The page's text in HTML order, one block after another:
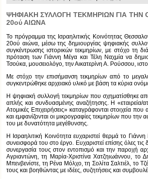
ΨΗΦΙΑΚΗ ΣΥΛΛΟΓΗ ΤΕΚΜΗΡΙΩΝ ΓΙΑ ΤΗΝ
20ού ΑΙΩΝΑ
Το πρόγραμμα της Ισραηλιτικής Κοινότητας
20ού αιώνα, μέσω της δημιουργίας ψηφιακής
συγκέντρωσης ιστορικών τεκμηρίων, με στόχο τη
πρόταση των Γιάννη Μέγα και Τέλη Ναχμία να
Τσούκα, μουσειολόγο, την Αικατερίνη Α. Ρούσσου,
Με στόχο την επισήμανση τεκμηρίων από το
συγκεντρώθηκε αρχειακό υλικό με βάση τα κύρια
Η ψηφιακή συλλογή τεκμηρίων που σχηματίσθηκε
απλής και συνδυασμένης αναζήτησης. Η «εταιρεία/
Ατομικές Επιχειρήσεις» καταγράφονται στοιχεία
και εμφανίζονται οι μικρογραφίες τεκμηρίων που
του με δυνατότητα μεγέθυνσης.
Η Ισραηλιτική Κοινότητα ευχαριστεί θερμά το
συνεισφορά του στο έργο. Ευχαριστεί επίσης όλες τις
συνεργασία τους στον εντοπισμό και την παροχή
Αγριαντώνη, τη Μαρία-Χριστίνα Χατζηιωάννου,
Μπενβενίστε, τη Ρένα Μόλχο, τη Σολίτα Σαλτιέλ, το
τους και βοηθώντας με ιδέες, συζητήσεις και